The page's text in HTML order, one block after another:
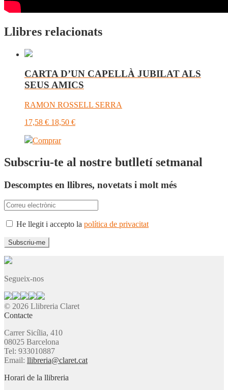
Llibres relacionats
CARTA D’UN CAPELLÀ JUBILAT ALS
SEUS AMICS
RAMON ROSSELL SERRA
17,58 € 18,50 €
Comprar
Subscriu-te al nostre butlletí setmanal
Descomptes en llibres, novetats i molt més
He llegit i accepto la política de privacitat
Segueix-nos
© 2026 Llibreria Claret
Contacte
Carrer Sicília, 410
08025 Barcelona
Tel: 933010887
Email: llibreria@claret.cat
Horari de la llibreria